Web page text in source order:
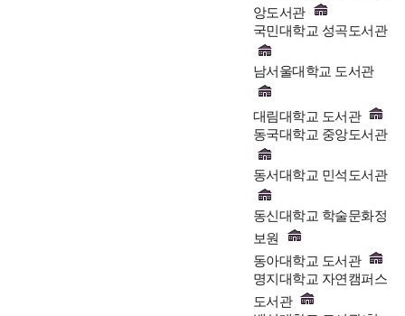
앙도서관
국민대학교 성곡도서관
남서울대학교 도서관
대림대학교 도서관
동국대학교 중앙도서관
동서대학교 민석도서관
동신대학교 학술문화정
보원
동아대학교 도서관
명지대학교 자연캠퍼스
도서관